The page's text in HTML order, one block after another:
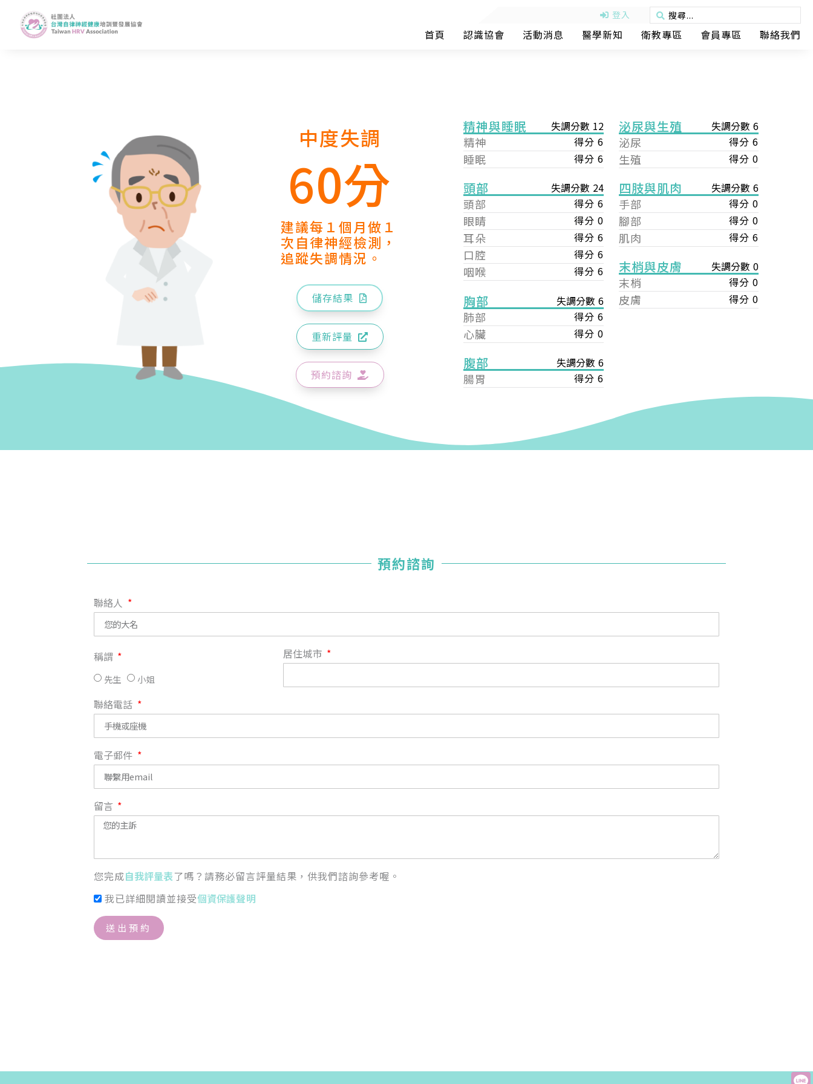
登入
首頁 認識協會 活動消息 醫學新知 衛教專區 會員專區 聯絡我們
中度失調
60分
建議每１個月做１
次自律神經檢測，
追蹤失調情況。
儲存結果
重新評量
預約諮詢
精神與睡眠 失調分數 12
精神 得分 6
睡眠 得分 6
頭部 失調分數 24
頭部 得分 6
眼睛 得分 0
耳朵 得分 6
口腔 得分 6
咽喉 得分 6
胸部 失調分數 6
肺部 得分 6
心臟 得分 0
腹部 失調分數 6
腸胃 得分 6
泌尿與生殖 失調分數 6
泌尿 得分 6
生殖 得分 0
四肢與肌肉 失調分數 6
手部 得分 0
腳部 得分 0
肌肉 得分 6
末梢與皮膚 失調分數 0
末梢 得分 0
皮膚 得分 0
預約諮詢
聯絡人
稱謂
先生 小姐
居住城市
聯絡電話
電子郵件
留言
您完成自我評量表了嗎？請務必留言評量結果，供我們諮詢參考喔。
我已詳細閱讀並接受個資保護聲明
送出預約
您好，您的會員申請，已成功送出，經本協會理事會審核
【會費】
入會費新臺幣1200元，於會員入會時繳納；常年會費1200
元，於每年度繳納。
戶名: 社團法人台灣自律神經健康培訓暨發展協會